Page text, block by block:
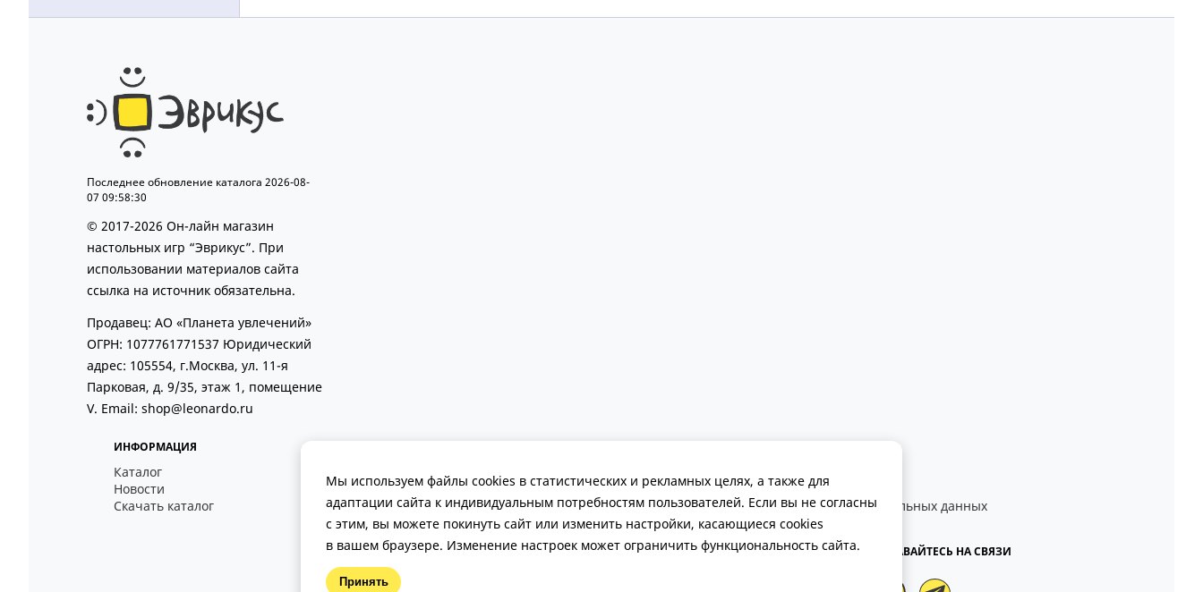
Последнее обновление каталога 2026-08-
07 09:58:30
© 2017-2026 Он-лайн магазин
настольных игр “Эврикус”. При
использовании материалов сайта
ссылка на источник обязательна.
Продавец: АО «Планета увлечений»
ОГРН: 1077761771537 Юридический
адрес: 105554, г.Москва, ул. 11-я
Парковая, д. 9/35, этаж 1, помещение
V. Email: shop@leonardo.ru
ИНФОРМАЦИЯ
Каталог
Новости
Скачать каталог
Сотрудничество
Игротека на заказ
Где купить?
Обратная связь
Политика обработки персональных данных
Публичная оферта
ОСТАВАЙТЕСЬ НА СВЯЗИ
Мы используем файлы cookies в статистических и рекламных целях, а также для
адаптации сайта к индивидуальным потребностям пользователей. Если вы не согласны
с этим, вы можете покинуть сайт или изменить настройки, касающиеся cookies
в вашем браузере. Изменение настроек может ограничить функциональность сайта.
Принять